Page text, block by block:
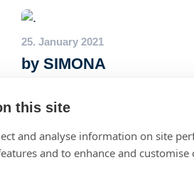
this site
and analyse information on site
and to enhance and customise
25. January 2021
by SIMONA